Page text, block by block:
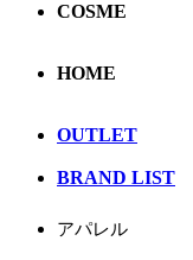
COSME
HOME
OUTLET
BRAND LIST
アパレル